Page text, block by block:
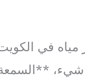
مياه في
شيء،